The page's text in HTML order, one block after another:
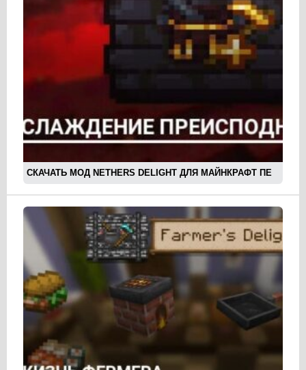
СКАЧАТЬ МОД NETHERS DELIGHT ДЛЯ МАЙНКРАФТ ПЕ